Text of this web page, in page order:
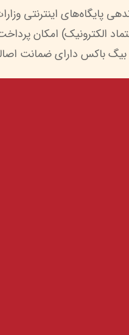
بیگ باکس دارای ضمانت